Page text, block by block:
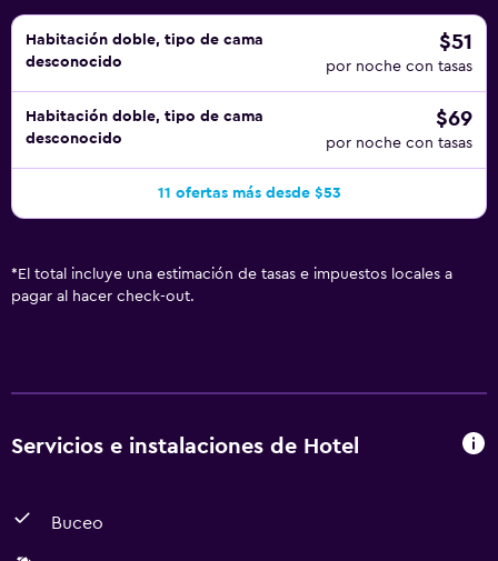
Habitación doble, tipo de cama
desconocido
$51
por noche con tasas
Habitación doble, tipo de cama
desconocido
$69
por noche con tasas
11 ofertas más desde $53
* El total incluye una estimación de tasas e impuestos locales a
pagar al hacer check-out.
Servicios e instalaciones de Hotel
Buceo